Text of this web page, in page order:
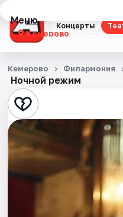
Концерты
Меню
Кемерово
Концерты
Театр
Стендап
Выставки
Квесты
Ночной режим
Кемерово Филармония